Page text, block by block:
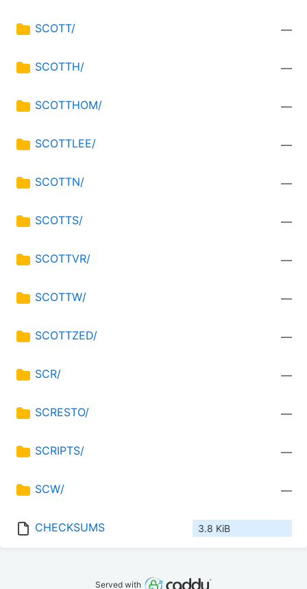
SCOTT/ —
SCOTTH/ —
SCOTTHOM/ —
SCOTTLEE/ —
SCOTTN/ —
SCOTTS/ —
SCOTTVR/ —
SCOTTW/ —
SCOTTZED/ —
SCR/ —
SCRESTO/ —
SCRIPTS/ —
SCW/ —
CHECKSUMS 3.8 KiB
Served with